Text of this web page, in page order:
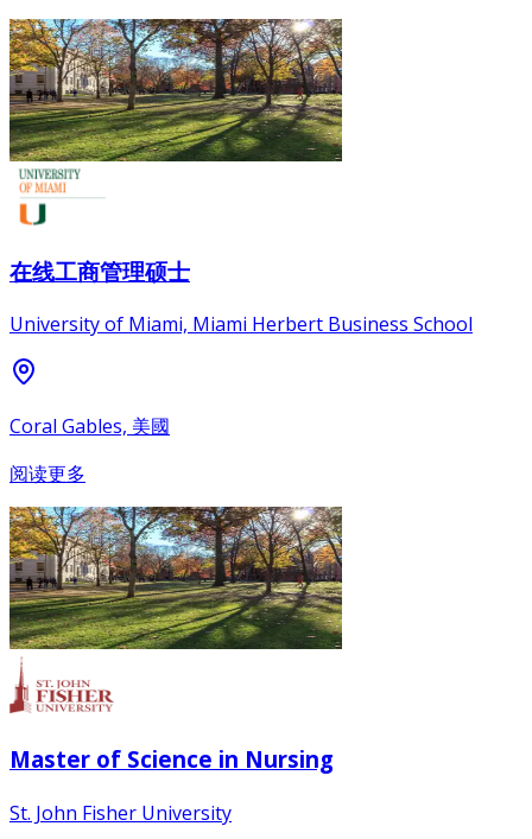
在线工商管理硕士
University of Miami, Miami Herbert Business School
Coral Gables, 美國
阅读更多
Master of Science in Nursing
St. John Fisher University